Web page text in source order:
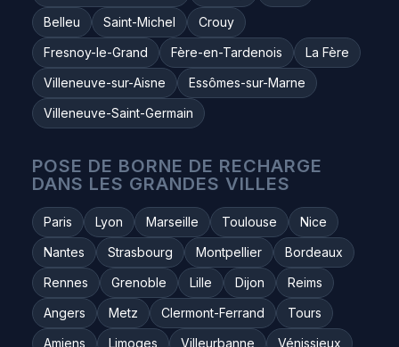
Belleu
Saint-Michel
Crouy
Fresnoy-le-Grand
Fère-en-Tardenois
La Fère
Villeneuve-sur-Aisne
Essômes-sur-Marne
Villeneuve-Saint-Germain
POSE DE BORNE DE RECHARGE
DANS LES GRANDES VILLES
Paris Lyon Marseille Toulouse
Nice
Nantes
Strasbourg Montpellier
Bordeaux
Rennes
Grenoble Lille Dijon
Reims
Angers
Metz Clermont-Ferrand
Tours
Amiens
Limoges Villeurbanne
Vénissieux